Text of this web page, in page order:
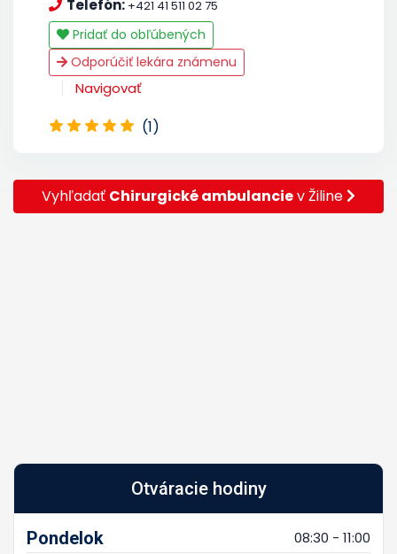
Telefón: +421 41 511 02 75
Pridať do obľúbených
Odporúčiť lekára známenu
Navigovať
(1)
Vyhľadať Chirurgické ambulanciev Žiline
Otváracie hodiny
Pondelok 08:30 - 11:00